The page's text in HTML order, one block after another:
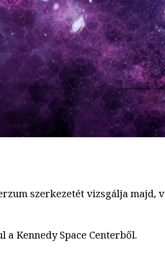
szerkezetét vizsgálja
a Kennedy Space Centerből.